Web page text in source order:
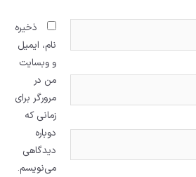
ذخیره
نام، ایمیل
و وبسایت
من در
مرورگر برای
زمانی که
دوباره
دیدگاهی
می‌نویسم.